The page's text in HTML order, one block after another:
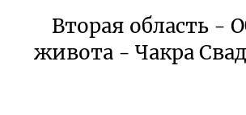
Вторая область -
живота - Чакра